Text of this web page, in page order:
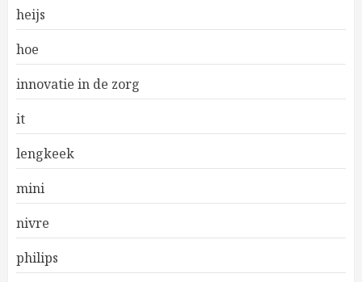
heijs
hoe
innovatie in de zorg
it
lengkeek
mini
nivre
philips